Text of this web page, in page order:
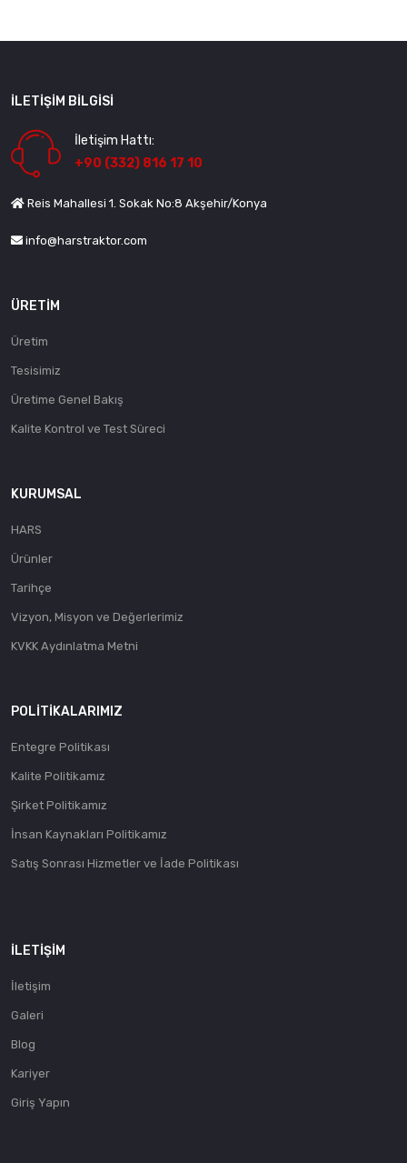
İLETIŞIM BILGISI
İletişim Hattı:
+90 (332) 816 17 10
Reis Mahallesi 1. Sokak No:8 Akşehir/Konya
info@harstraktor.com
ÜRETIM
Üretim
Tesisimiz
Üretime Genel Bakış
Kalite Kontrol ve Test Süreci
KURUMSAL
HARS
Ürünler
Tarihçe
Vizyon, Misyon ve Değerlerimiz
KVKK Aydınlatma Metni
POLITIKALARIMIZ
Entegre Politikası
Kalite Politikamız
Şirket Politikamız
İnsan Kaynakları Politikamız
Satış Sonrası Hizmetler ve İade Politikası
İLETIŞIM
İletişim
Galeri
Blog
Kariyer
Giriş Yapın